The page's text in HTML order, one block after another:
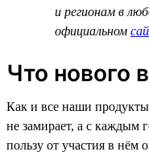
и регионам в
официальном
Что нового
Как и все наши
не замирает, а с каждым
пользу от участия в